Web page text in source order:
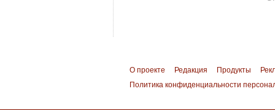
О проекте Редакция Продукты
Политика конфиденциальности